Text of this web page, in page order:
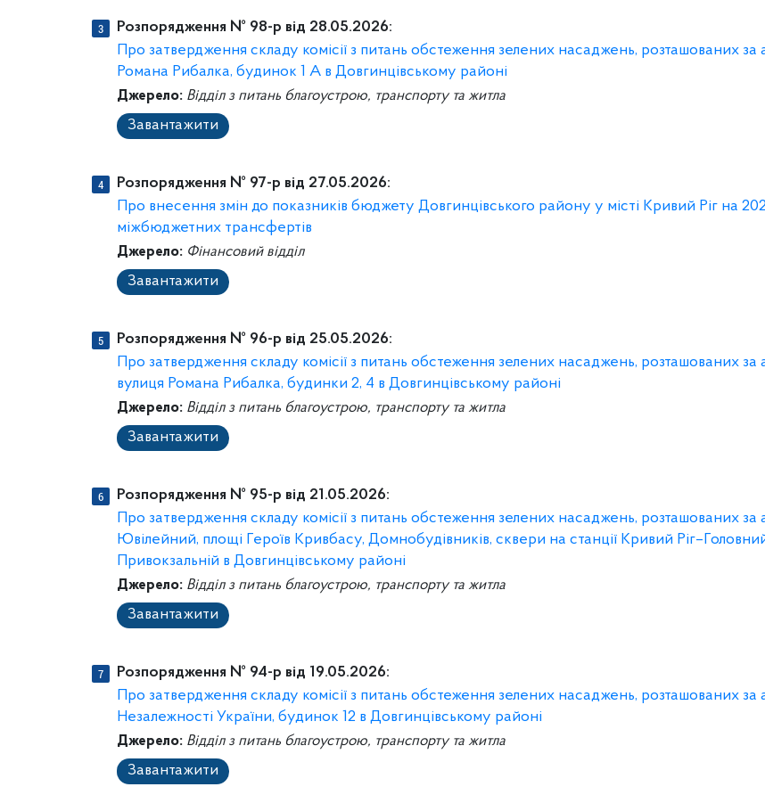
Розпорядження № 98-р від 28.05.2026:
Про затвердження складу комісії з питань обстеження зелених насаджень, розташованих
Романа Рибалка, будинок 1 А в Довгинцівському районі
Джерело: Відділ з питань благоустрою, транспорту та житла
Завантажити
Розпорядження № 97-р від 27.05.2026:
Про внесення змін до показників бюджету Довгинцівського району у місті Кривий Ріг на
міжбюджетних трансфертів
Джерело: Фінансовий відділ
Завантажити
Розпорядження № 96-р від 25.05.2026:
Про затвердження складу комісії з питань обстеження зелених насаджень, розташованих за
вулиця Романа Рибалка, будинки 2, 4 в Довгинцівському районі
Джерело: Відділ з питань благоустрою, транспорту та житла
Завантажити
Розпорядження № 95-р від 21.05.2026:
Про затвердження складу комісії з питань обстеження зелених насаджень, розташованих
Ювілейний, площі Героїв Кривбасу, Домнобудівників, сквери на станції Кривий
Привокзальній в Довгинцівському районі
Джерело: Відділ з питань благоустрою, транспорту та житла
Завантажити
Розпорядження № 94-р від 19.05.2026:
Про затвердження складу комісії з питань обстеження зелених насаджень, розташованих
Незалежності України, будинок 12 в Довгинцівському районі
Джерело: Відділ з питань благоустрою, транспорту та житла
Завантажити